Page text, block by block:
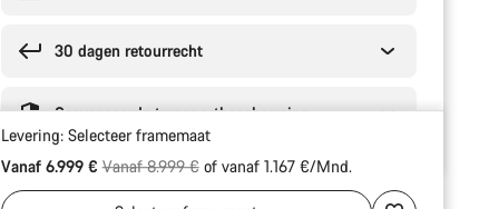
30 dagen retourrecht
Geavanceerde transportbescherming
Levering: Selecteerframemaat
Vanaf 6.999 €Originele Prijs
Vanaf 8.999 €of vanaf 1.167 €/Mnd.